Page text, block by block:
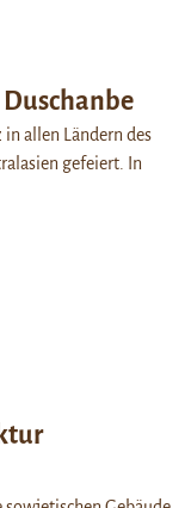
allen Ländern des
gefeiert. In